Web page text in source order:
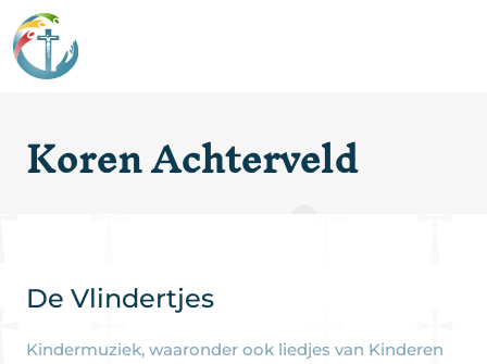
Koren Achterveld
De Vlindertjes
Kindermuziek, waaronder ook liedjes van Kinderen